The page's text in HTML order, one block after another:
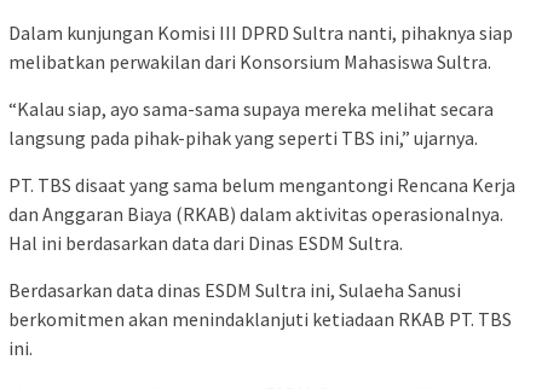
Dalam kunjungan Komisi III DPRD Sultra nanti, pihaknya siap
melibatkan perwakilan dari Konsorsium Mahasiswa Sultra.
“Kalau siap, ayo sama-sama supaya mereka melihat secara
langsung pada pihak-pihak yang seperti TBS ini,” ujarnya.
PT. TBS disaat yang sama belum mengantongi Rencana Kerja
dan Anggaran Biaya (RKAB) dalam aktivitas operasionalnya.
Hal ini berdasarkan data dari Dinas ESDM Sultra.
Berdasarkan data dinas ESDM Sultra ini, Sulaeha Sanusi
berkomitmen akan menindaklanjuti ketiadaan RKAB PT. TBS
ini.